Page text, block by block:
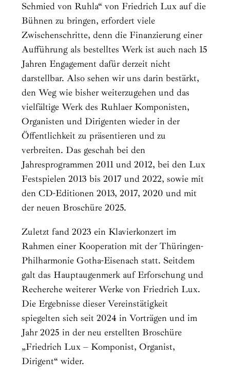
Schmied von Ruhla“ von Friedrich Lux auf die
Bühnen zu bringen, erfordert viele
Zwischenschritte, denn die Finanzierung einer
Aufführung als bestelltes Werk ist auch nach 15
Jahren Engagement dafür derzeit nicht
darstellbar. Also sehen wir uns darin bestärkt,
den Weg wie bisher weiterzugehen und das
vielfältige Werk des Ruhlaer Komponisten,
Organisten und Dirigenten wieder in der
Öffentlichkeit zu präsentieren und zu
verbreiten. Das geschah bei den
Jahresprogrammen 2011 und 2012, bei den Lux
Festspielen 2013 bis 2017 und 2022, sowie mit
den CD-Editionen 2013, 2017, 2020 und mit
der neuen Broschüre 2025.
Zuletzt fand 2023 ein Klavierkonzert im
Rahmen einer Kooperation mit der Thüringen-
Philharmonie Gotha-Eisenach statt. Seitdem
galt das Hauptaugenmerk auf Erforschung und
Recherche weiterer Werke von Friedrich Lux.
Die Ergebnisse dieser Vereinstätigkeit
spiegelten sich seit 2024 in Vorträgen und im
Jahr 2025 in der neu erstellten Broschüre
„Friedrich Lux – Komponist, Organist,
Dirigent“ wider.